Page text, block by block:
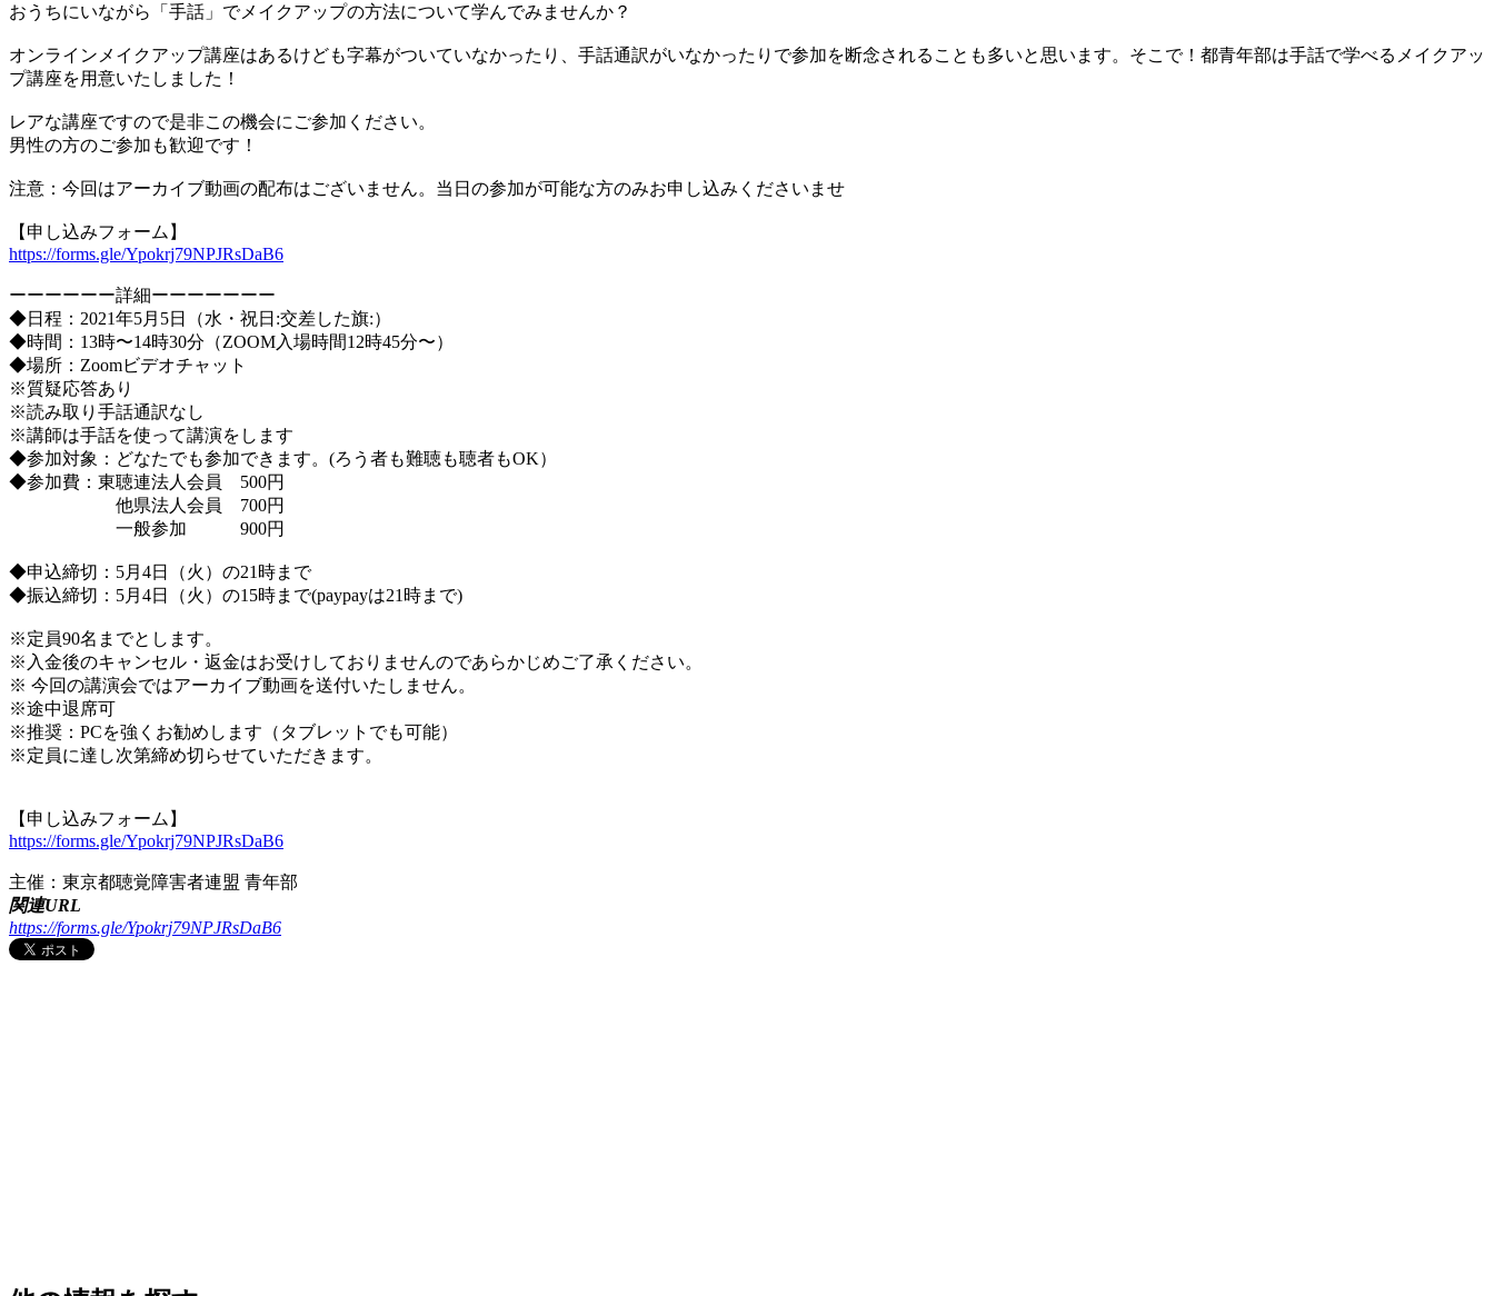
おうちにいながら「手話」でメイクアップの方法について学んでみませんか？
オンラインメイクアップ講座はあるけども字幕がついていなかったり、手話通訳がいなかったりで参加を断念されることも多いと思います。そこで！都青年部は手話で学べるメイクアッ
プ講座を用意いたしました！
レアな講座ですので是非この機会にご参加ください。
男性の方のご参加も歓迎です！
注意：今回はアーカイブ動画の配布はございません。当日の参加が可能な方のみお申し込みくださいませ
【申し込みフォーム】
https://forms.gle/Ypokrj79NPJRsDaB6
ーーーーーー詳細ーーーーーーー
◆日程：2021年5月5日（水・祝日:交差した旗:）
◆時間：13時〜14時30分（ZOOM入場時間12時45分〜）
◆場所：Zoomビデオチャット
※質疑応答あり
※読み取り手話通訳なし
※講師は手話を使って講演をします
◆参加対象：どなたでも参加できます。(ろう者も難聴も聴者もOK）
◆参加費：東聴連法人会員 500円
他県法人会員 700円
一般参加 900円
◆申込締切：5月4日（火）の21時まで
◆振込締切：5月4日（火）の15時まで(paypayは21時まで)
※定員90名までとします。
※入金後のキャンセル・返金はお受けしておりませんのであらかじめご了承ください。
※ 今回の講演会ではアーカイブ動画を送付いたしません。
※途中退席可
※推奨：PCを強くお勧めします（タブレットでも可能）
※定員に達し次第締め切らせていただきます。
【申し込みフォーム】
https://forms.gle/Ypokrj79NPJRsDaB6
主催：東京都聴覚障害者連盟 青年部
関連URL
https://forms.gle/Ypokrj79NPJRsDaB6